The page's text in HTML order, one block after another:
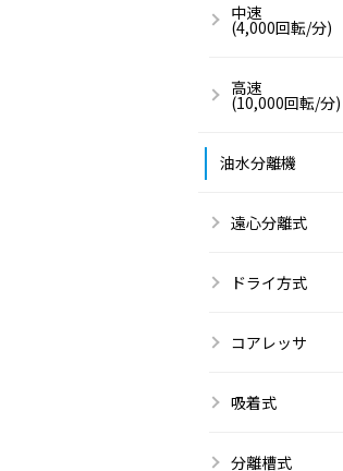
中速
(4,000回転/分)
高速
(10,000回転/分)
油水分離機
遠心分離式
ドライ方式
コアレッサ
吸着式
分離槽式